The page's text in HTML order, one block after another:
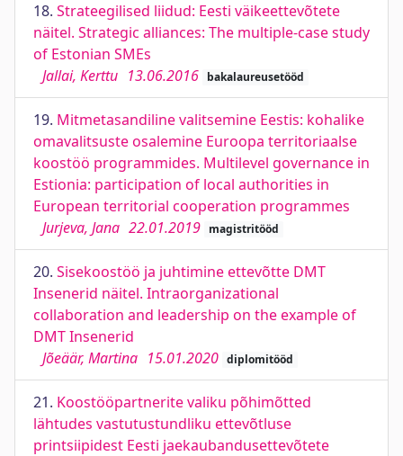
18. Strateegilised liidud: Eesti väikeettevõtete
näitel. Strategic alliances: The multiple-case study
of Estonian SMEs
Jallai, Kerttu 13.06.2016 bakalaureusetööd
19. Mitmetasandiline valitsemine Eestis: kohalike
omavalitsuste osalemine Euroopa territoriaalse
koostöö programmides. Multilevel governance in
Estionia: participation of local authorities in
European territorial cooperation programmes
Jurjeva, Jana 22.01.2019 magistritööd
20. Sisekoostöö ja juhtimine ettevõtte DMT
Insenerid näitel. Intraorganizational
collaboration and leadership on the example of
DMT Insenerid
Jõeäär, Martina 15.01.2020 diplomitööd
21. Koostööpartnerite valiku põhimõtted
lähtudes vastutustundliku ettevõtluse
printsiipidest Eesti jaekaubandusettevõtete